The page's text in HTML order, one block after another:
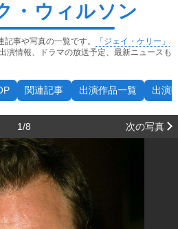
・ウィルソン
記事や写真の一覧です。
「ジェイ・ケリー」
演情報、ドラマの放送予定、最新ニュースも
関連記事 出演作品一覧 出演
1/8 次の写真